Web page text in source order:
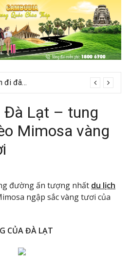
24h ở Thụy Sĩ nên đi đâu, chơi gì?
Đà Lạt – tung
Mimosa vàng
đường ấn tượng nhất du lịch
ngập sắc vàng tươi của
CỦA ĐÀ LẠT